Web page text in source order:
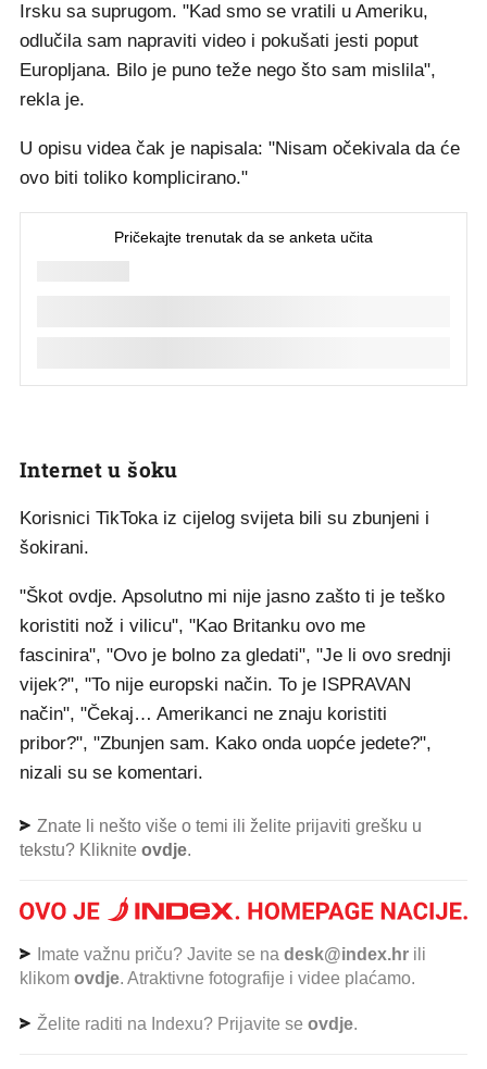
Irsku sa suprugom. "Kad smo se vratili u Ameriku,
odlučila sam napraviti video i pokušati jesti poput
Europljana. Bilo je puno teže nego što sam mislila",
rekla je.
U opisu videa čak je napisala: "Nisam očekivala da će
ovo biti toliko komplicirano."
Internet u šoku
Korisnici TikToka iz cijelog svijeta bili su zbunjeni i
šokirani.
"Škot ovdje. Apsolutno mi nije jasno zašto ti je teško
koristiti nož i vilicu", "Kao Britanku ovo me
fascinira", "Ovo je bolno za gledati", "Je li ovo srednji
vijek?", "To nije europski način. To je ISPRAVAN
način", "Čekaj… Amerikanci ne znaju koristiti
pribor?", "Zbunjen sam. Kako onda uopće jedete?",
nizali su se komentari.
Znate li nešto više o temi ili želite prijaviti grešku u
tekstu? Kliknite ovdje.
Imate važnu priču? Javite se na desk@index.hr ili
klikom ovdje. Atraktivne fotografije i videe plaćamo.
Želite raditi na Indexu? Prijavite se ovdje.